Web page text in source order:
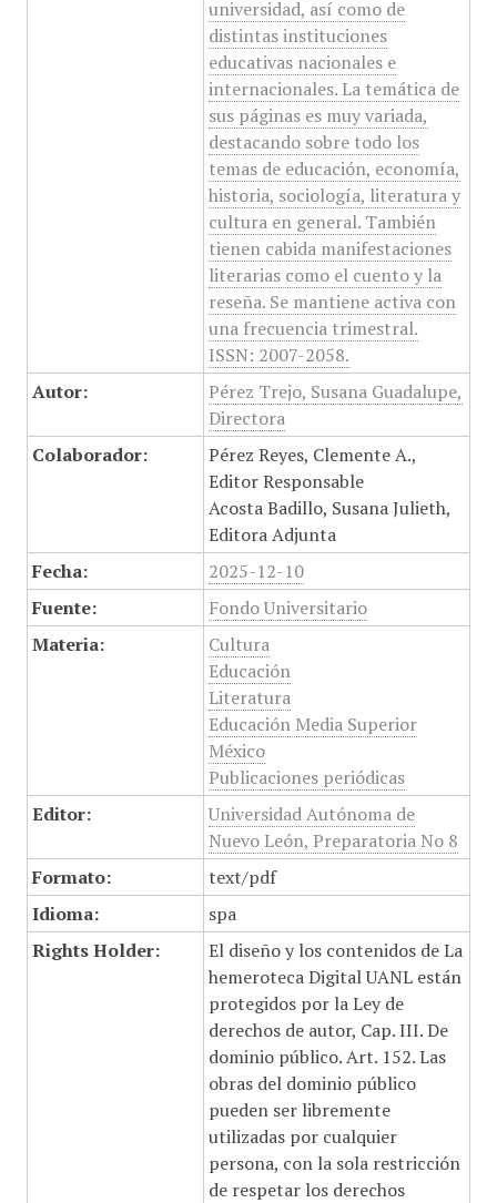
universidad, así como de
distintas instituciones
educativas nacionales e
internacionales. La temática de
sus páginas es muy variada,
destacando sobre todo los
temas de educación, economía,
historia, sociología, literatura y
cultura en general. También
tienen cabida manifestaciones
literarias como el cuento y la
reseña. Se mantiene activa con
una frecuencia trimestral.
ISSN: 2007-2058.
Autor:
Pérez Trejo, Susana Guadalupe,
Directora
Colaborador:
Pérez Reyes, Clemente A.,
Editor Responsable
Acosta Badillo, Susana Julieth,
Editora Adjunta
Fecha:
2025-12-10
Fuente:
Fondo Universitario
Materia:
Cultura
Educación
Literatura
Educación Media Superior
México
Publicaciones periódicas
Editor:
Universidad Autónoma de
Nuevo León, Preparatoria No 8
Formato:
text/pdf
Idioma:
spa
Rights Holder:
El diseño y los contenidos de La
hemeroteca Digital UANL están
protegidos por la Ley de
derechos de autor, Cap. III. De
dominio público. Art. 152. Las
obras del dominio público
pueden ser libremente
utilizadas por cualquier
persona, con la sola restricción
de respetar los derechos